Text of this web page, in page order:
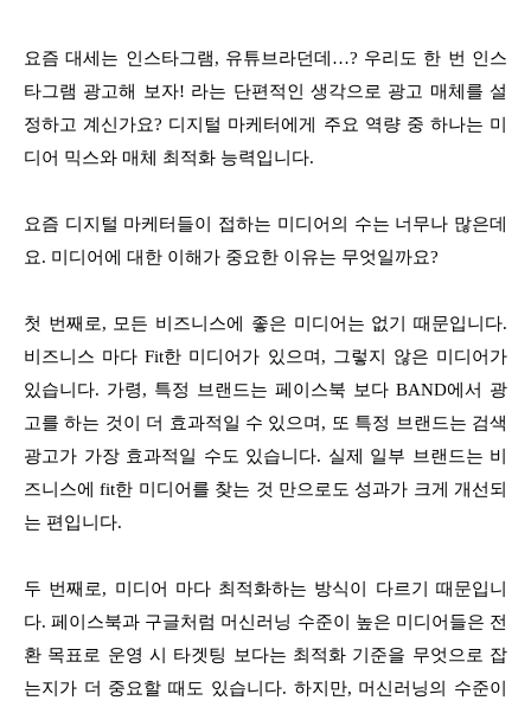
요즘 대세는 인스타그램, 유튜브라던데…? 우리도 한 번 인스
타그램 광고해 보자! 라는 단편적인 생각으로 광고 매체를 설
정하고 계신가요? 디지털 마케터에게 주요 역량 중 하나는 미
디어 믹스와 매체 최적화 능력입니다.
요즘 디지털 마케터들이 접하는 미디어의 수는 너무나 많은데
요. 미디어에 대한 이해가 중요한 이유는 무엇일까요?
첫 번째로, 모든 비즈니스에 좋은 미디어는 없기 때문입니다.
비즈니스 마다 Fit한 미디어가 있으며, 그렇지 않은 미디어가
있습니다. 가령, 특정 브랜드는 페이스북 보다 BAND에서 광
고를 하는 것이 더 효과적일 수 있으며, 또 특정 브랜드는 검색
광고가 가장 효과적일 수도 있습니다. 실제 일부 브랜드는 비
즈니스에 fit한 미디어를 찾는 것 만으로도 성과가 크게 개선되
는 편입니다.
두 번째로, 미디어 마다 최적화하는 방식이 다르기 때문입니
다. 페이스북과 구글처럼 머신러닝 수준이 높은 미디어들은 전
환 목표로 운영 시 타겟팅 보다는 최적화 기준을 무엇으로 잡
는지가 더 중요할 때도 있습니다. 하지만, 머신러닝의 수준이